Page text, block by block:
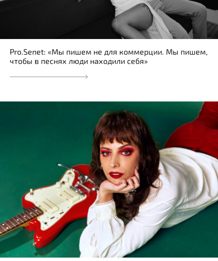
Pro.Senet: «Мы пишем не для коммерции. Мы пишем,
чтобы в песнях люди находили себя»